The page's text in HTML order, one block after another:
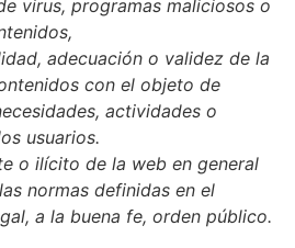
virus, programas maliciosos o
adecuación o validez de la
con el objeto de
actividades o
usuarios.
o ilícito de la web en general
normas definidas en el
a la buena fe, orden público.